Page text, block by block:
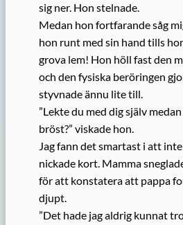
sig ner. Hon stelnade.
Medan hon fortfarande såg
hon runt med sin hand tills
grova lem! Hon höll fast den
och den fysiska beröringen
styvnade ännu lite till.
”Lekte du med dig själv
bröst?” viskade hon.
Jag fann det smartast i att inte
nickade kort. Mamma
för att konstatera att pappa
djupt.
”Det hade jag aldrig kunnat